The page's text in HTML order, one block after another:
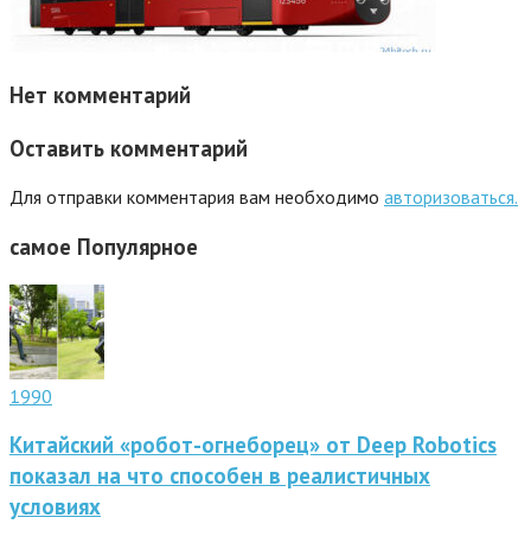
Нет комментарий
Оставить комментарий
Для отправки комментария вам необходимо авторизоваться.
самое Популярное
1990
Китайский «робот-огнеборец» от Deep Robotics
показал на что способен в реалистичных
условиях